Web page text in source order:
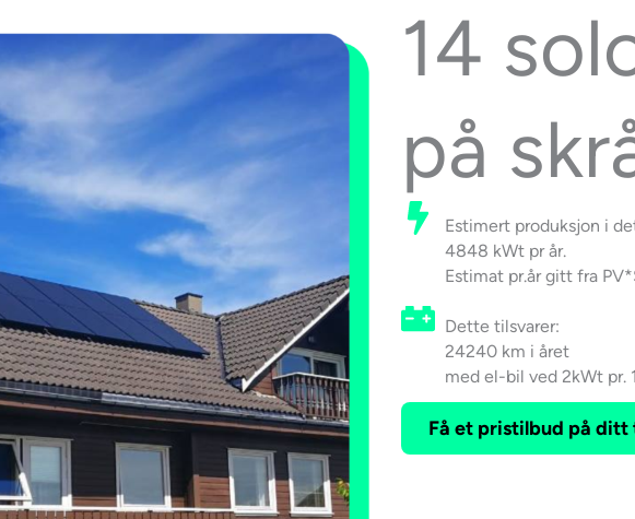
14
på
Estimert produksjon i
4848 kWt pr år.
Estimat pr.år gitt fra
Dette tilsvarer:
24240 km i året
med el-bil ved 2kWt pr.
Få et pristilbud på ditt